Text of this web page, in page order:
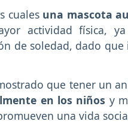
cuales una mascota
actividad física,
de soledad, dado
que tener un
en los niños y
una vida